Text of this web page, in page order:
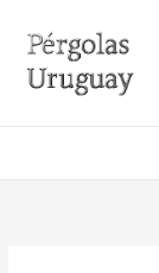
contenido